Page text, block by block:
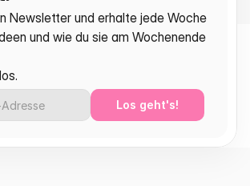
Newsletter und erhalte jede Woche
und wie du sie am Wochenende
Los geht's!